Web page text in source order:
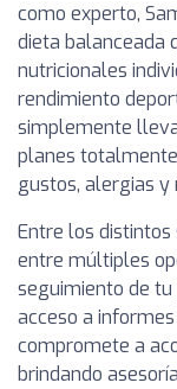
como experto,
dieta balanceada
nutricionales
rendimiento
simplemente
planes
gustos, alergias y
Entre los distintos
entre múltiples
seguimiento de
acceso a
compromete a
brindando